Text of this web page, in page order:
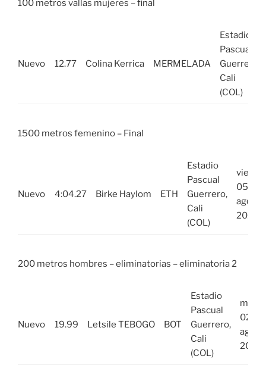
100 metros vallas mujeres – final
Nuevo 12.77 Colina Kerrica MERMELADA
Estadio
Pascual
Guerrero,
Cali
(COL)
1500 metros femenino – Final
Nuevo 4:04.27 Birke Haylom ETH
Estadio
Pascual
Guerrero,
Cali
(COL)
vie,
05
ago
2022
200 metros hombres – eliminatorias – eliminatoria 2
Nuevo 19.99 Letsile TEBOGO BOT
Estadio
Pascual
Guerrero,
Cali
(COL)
mar,
02
ago
2022